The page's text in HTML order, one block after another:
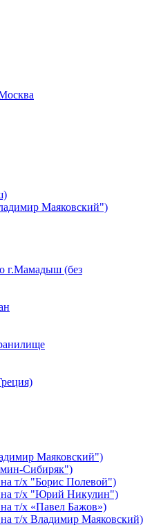
Маяковский")
г.Мамадыш (без
Маяковский")
Сибиряк")
на т/х "Борис Полевой")
на т/х "Юрий Никулин")
т/х «Павел Бажов»)
на т/х Владимир Маяковский)